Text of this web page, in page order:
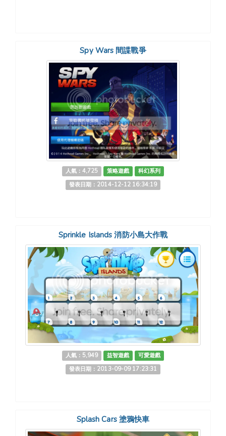
Spy Wars 間諜戰爭
人氣：4,725 策略遊戲
科幻系列
發表日期：2014-12-12 16:34:19
Sprinkle Islands 消防小島大作戰
人氣：5,949 益智遊戲
可愛遊戲
發表日期：2013-09-09 17:23:31
Splash Cars 塗鴉快車